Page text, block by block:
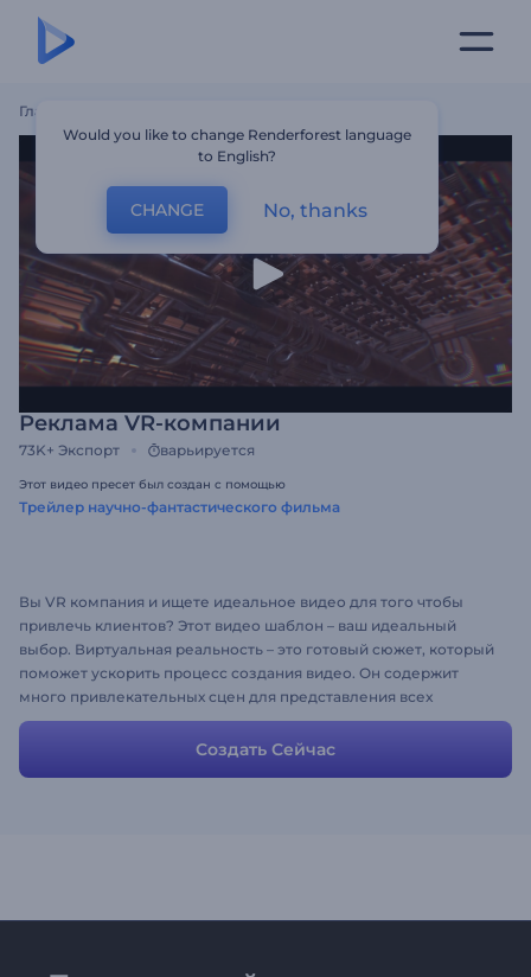
Главная
Реклама VR-компании
73K+ Экспорт варьируется
Этот видео пресет был создан с помощью
Трейлер научно-фантастического фильма
Вы VR компания и ищете идеальное видео для того чтобы
привлечь клиентов? Этот видео шаблон – ваш идеальный
выбор. Виртуальная реальность – это готовый сюжет, который
поможет ускорить процесс создания видео. Он содержит
много привлекательных сцен для представления всех
преимуществ VR устройств. Сцены настраиваются, поэтому вы
можете легко изменить их так, как вам необходимо.
Создать Сейчас
Would you like to change Renderforest language
to English?
CHANGE No, thanks